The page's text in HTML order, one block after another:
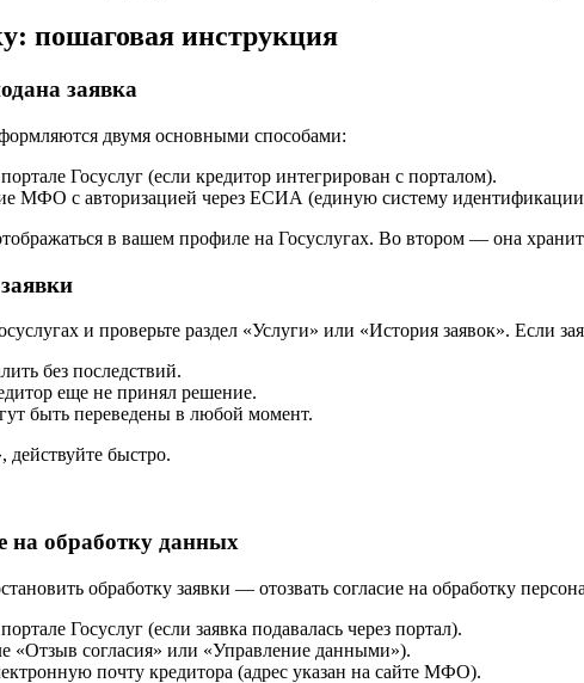
пошаговая инструкция
заявка
двумя основными способами:
Госуслуг (если кредитор интегрирован с порталом).
МФО с авторизацией через ЕСИА (единую систему
в вашем профиле на Госуслугах. Во втором — она
и проверьте раздел «Услуги» или «История заявок». Если
без последствий.
еще не принял решение.
быть переведены в любой момент.
действуйте быстро.
на обработку данных
обработку заявки — отозвать согласие на обработку
Госуслуг (если заявка подавалась через портал).
«Отзыв согласия» или «Управление данными»).
почту кредитора (адрес указан на сайте МФО).